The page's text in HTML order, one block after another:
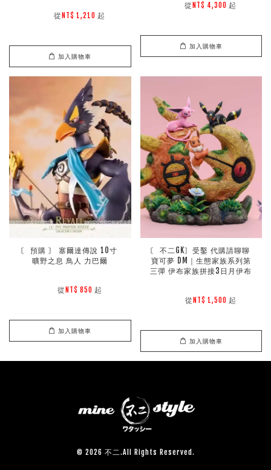
        從
NT$ 1,210 起
加入購物車
        從
NT$ 4,300 起
加入購物車
〘 預購 〙 塞爾達傳說 10寸
曠野之息 鳥人 力巴爾
        從
NT$ 850 起
加入購物車
〘 不二GK〙受鑿 代購請聊聊
寶可夢 DM｜生態家族系列第
三彈 伊布家族拼接3日月伊布
        從
NT$ 1,500 起
加入購物車
© 2026 不二.All Rights Reserved.